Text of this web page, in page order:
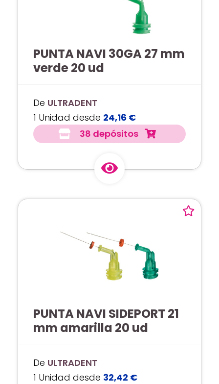
PUNTA NAVI 30GA 27 mm
verde 20 ud
De ULTRADENT
1 Unidad desde 24,16 €
38 depósitos
PUNTA NAVI SIDEPORT 21
mm amarilla 20 ud
De ULTRADENT
1 Unidad desde 32,42 €